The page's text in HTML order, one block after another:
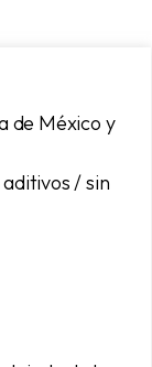
de México y
/ sin